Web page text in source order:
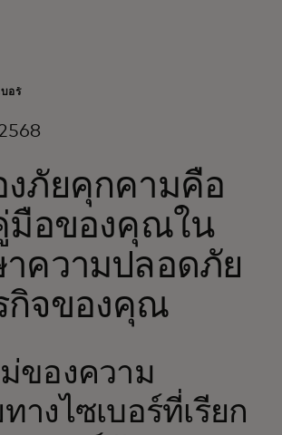
จ
างนวัตกรรม
ะแนวโน้ม
อร์
งภัยคุกคามคือ
มือของคุณใน
าความปลอดภัย
กิจของคุณ
ของความ
างไซเบอร์ที่เรียก